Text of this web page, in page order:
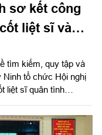
sơ kết công
liệt sĩ và
đêm
tìm kiếm, quy tập và
Ninh tổ chức Hội nghị
liệt sĩ quân tình
XXV; rút kinh
cốt liệt sĩ; phát động